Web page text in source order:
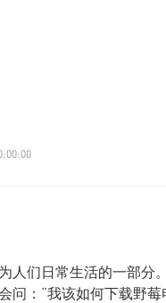
人们日常生活的一部分
：“我该如何下载野